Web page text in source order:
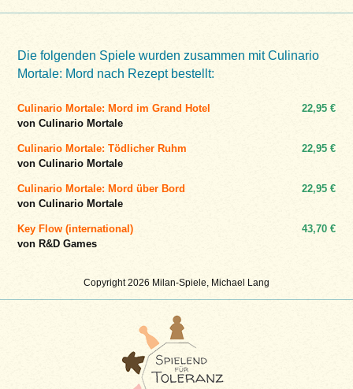
Copyright 2026 Milan-Spiele, Michael Lang
Die folgenden Spiele wurden zusammen mit Culinario
Mortale: Mord nach Rezept bestellt:
Culinario Mortale: Mord im Grand Hotel
von Culinario Mortale
22,95 €
Culinario Mortale: Tödlicher Ruhm
von Culinario Mortale
22,95 €
Culinario Mortale: Mord über Bord
von Culinario Mortale
22,95 €
Key Flow (international)
von R&D Games
43,70 €